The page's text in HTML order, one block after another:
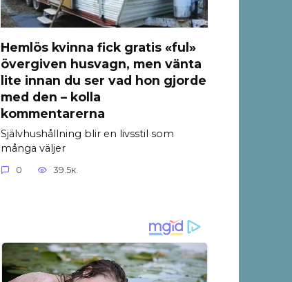
Hemlös kvinna fick gratis «ful»
övergiven husvagn, men vänta
lite innan du ser vad hon gjorde
med den – kolla
kommentarerna
Självhushållning blir en livsstil som
många väljer
0 39.5к.